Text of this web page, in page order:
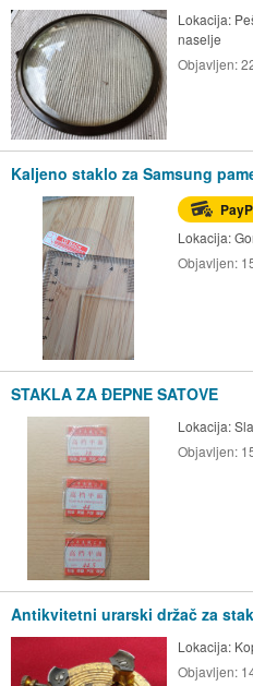
Lokacija:
naselje
Objavljen:
Kaljeno staklo za Samsung
Lokacija:
Objavljen:
STAKLA ZA ĐEPNE SATOVE
Lokacija:
Objavljen:
Antikvitetni urarski držač za
Lokacija:
Objavljen: